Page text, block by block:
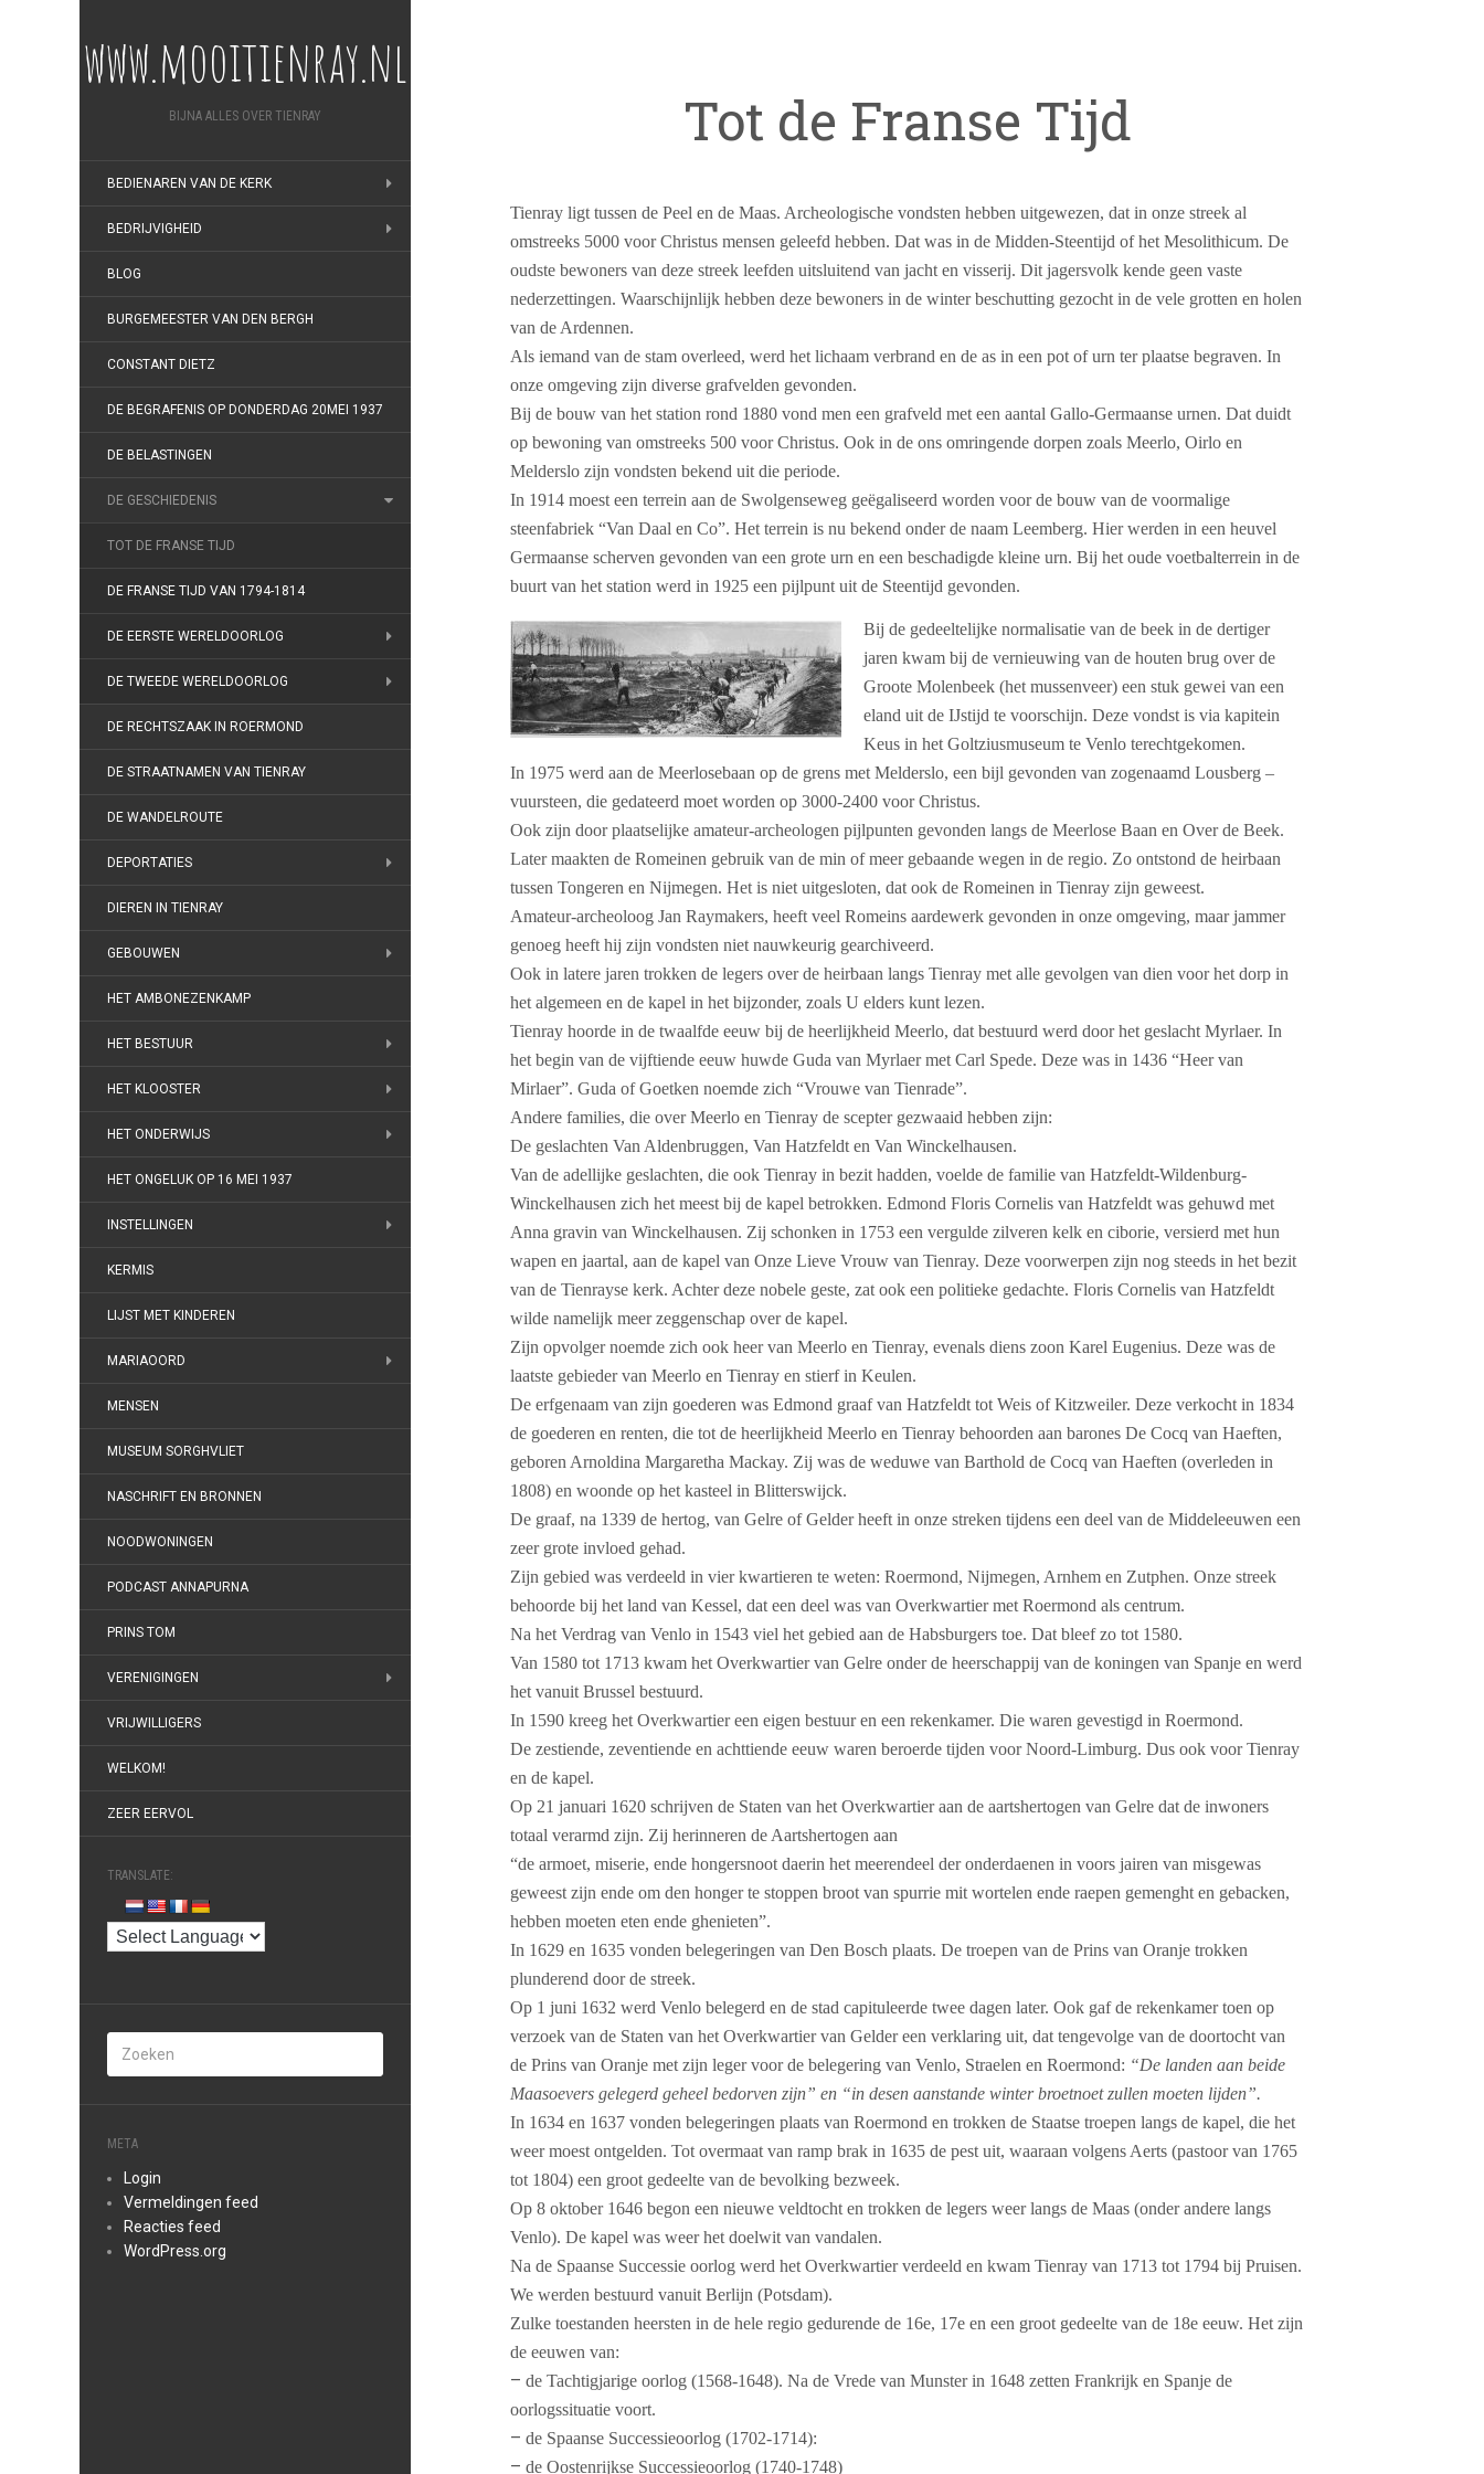
www.mooitienray.nl
BIJNA ALLES OVER TIENRAY
BEDIENAREN VAN DE KERK
BEDRIJVIGHEID
BLOG
BURGEMEESTER VAN DEN BERGH
CONSTANT DIETZ
DE BEGRAFENIS OP DONDERDAG 20MEI 1937
DE BELASTINGEN
DE GESCHIEDENIS
TOT DE FRANSE TIJD
DE FRANSE TIJD VAN 1794-1814
DE EERSTE WERELDOORLOG
DE TWEEDE WERELDOORLOG
DE RECHTSZAAK IN ROERMOND
DE STRAATNAMEN VAN TIENRAY
DE WANDELROUTE
DEPORTATIES
DIEREN IN TIENRAY
GEBOUWEN
HET AMBONEZENKAMP
HET BESTUUR
HET KLOOSTER
HET ONDERWIJS
HET ONGELUK OP 16 MEI 1937
INSTELLINGEN
KERMIS
LIJST MET KINDEREN
MARIAOORD
MENSEN
MUSEUM SORGHVLIET
NASCHRIFT EN BRONNEN
NOODWONINGEN
PODCAST ANNAPURNA
PRINS TOM
VERENIGINGEN
VRIJWILLIGERS
WELKOM!
ZEER EERVOL
TRANSLATE:
META
Login
Vermeldingen feed
Reacties feed
WordPress.org
Tot de Franse Tijd
Tienray ligt tussen de Peel en de Maas. Archeologische vondsten hebben uitgewezen, dat in onze streek al
omstreeks 5000 voor Christus mensen geleefd hebben. Dat was in de Midden-Steentijd of het Mesolithicum. De
oudste bewoners van deze streek leefden uitsluitend van jacht en visserij. Dit jagersvolk kende geen vaste
nederzettingen. Waarschijnlijk hebben deze bewoners in de winter beschutting gezocht in de vele grotten en holen
van de Ardennen.
Als iemand van de stam overleed, werd het lichaam verbrand en de as in een pot of urn ter plaatse begraven. In
onze omgeving zijn diverse grafvelden gevonden.
Bij de bouw van het station rond 1880 vond men een grafveld met een aantal Gallo-Germaanse urnen. Dat duidt
op bewoning van omstreeks 500 voor Christus. Ook in de ons omringende dorpen zoals Meerlo, Oirlo en
Melderslo zijn vondsten bekend uit die periode.
In 1914 moest een terrein aan de Swolgenseweg geëgaliseerd worden voor de bouw van de voormalige
steenfabriek “Van Daal en Co”. Het terrein is nu bekend onder de naam Leemberg. Hier werden in een heuvel
Germaanse scherven gevonden van een grote urn en een beschadigde kleine urn. Bij het oude voetbalterrein in de
buurt van het station werd in 1925 een pijlpunt uit de Steentijd gevonden.
Bij de gedeeltelijke normalisatie van de beek in de dertiger
jaren kwam bij de vernieuwing van de houten brug over de
Groote Molenbeek (het mussenveer) een stuk gewei van een
eland uit de IJstijd te voorschijn. Deze vondst is via kapitein
Keus in het Goltziusmuseum te Venlo terechtgekomen.
In 1975 werd aan de Meerlosebaan op de grens met Melderslo, een bijl gevonden van zogenaamd Lousberg –
vuursteen, die gedateerd moet worden op 3000-2400 voor Christus.
Ook zijn door plaatselijke amateur-archeologen pijlpunten gevonden langs de Meerlose Baan en Over de Beek.
Later maakten de Romeinen gebruik van de min of meer gebaande wegen in de regio. Zo ontstond de heirbaan
tussen Tongeren en Nijmegen. Het is niet uitgesloten, dat ook de Romeinen in Tienray zijn geweest.
Amateur-archeoloog Jan Raymakers, heeft veel Romeins aardewerk gevonden in onze omgeving, maar jammer
genoeg heeft hij zijn vondsten niet nauwkeurig gearchiveerd.
Ook in latere jaren trokken de legers over de heirbaan langs Tienray met alle gevolgen van dien voor het dorp in
het algemeen en de kapel in het bijzonder, zoals U elders kunt lezen.
Tienray hoorde in de twaalfde eeuw bij de heerlijkheid Meerlo, dat bestuurd werd door het geslacht Myrlaer. In
het begin van de vijftiende eeuw huwde Guda van Myrlaer met Carl Spede. Deze was in 1436 “Heer van
Mirlaer”. Guda of Goetken noemde zich “Vrouwe van Tienrade”.
Andere families, die over Meerlo en Tienray de scepter gezwaaid hebben zijn:
De geslachten Van Aldenbruggen, Van Hatzfeldt en Van Winckelhausen.
Van de adellijke geslachten, die ook Tienray in bezit hadden, voelde de familie van Hatzfeldt-Wildenburg-
Winckelhausen zich het meest bij de kapel betrokken. Edmond Floris Cornelis van Hatzfeldt was gehuwd met
Anna gravin van Winckelhausen. Zij schonken in 1753 een vergulde zilveren kelk en ciborie, versierd met hun
wapen en jaartal, aan de kapel van Onze Lieve Vrouw van Tienray. Deze voorwerpen zijn nog steeds in het bezit
van de Tienrayse kerk. Achter deze nobele geste, zat ook een politieke gedachte. Floris Cornelis van Hatzfeldt
wilde namelijk meer zeggenschap over de kapel.
Zijn opvolger noemde zich ook heer van Meerlo en Tienray, evenals diens zoon Karel Eugenius. Deze was de
laatste gebieder van Meerlo en Tienray en stierf in Keulen.
De erfgenaam van zijn goederen was Edmond graaf van Hatzfeldt tot Weis of Kitzweiler. Deze verkocht in 1834
de goederen en renten, die tot de heerlijkheid Meerlo en Tienray behoorden aan barones De Cocq van Haeften,
geboren Arnoldina Margaretha Mackay. Zij was de weduwe van Barthold de Cocq van Haeften (overleden in
1808) en woonde op het kasteel in Blitterswijck.
De graaf, na 1339 de hertog, van Gelre of Gelder heeft in onze streken tijdens een deel van de Middeleeuwen een
zeer grote invloed gehad.
Zijn gebied was verdeeld in vier kwartieren te weten: Roermond, Nijmegen, Arnhem en Zutphen. Onze streek
behoorde bij het land van Kessel, dat een deel was van Overkwartier met Roermond als centrum.
Na het Verdrag van Venlo in 1543 viel het gebied aan de Habsburgers toe. Dat bleef zo tot 1580.
Van 1580 tot 1713 kwam het Overkwartier van Gelre onder de heerschappij van de koningen van Spanje en werd
het vanuit Brussel bestuurd.
In 1590 kreeg het Overkwartier een eigen bestuur en een rekenkamer. Die waren gevestigd in Roermond.
De zestiende, zeventiende en achttiende eeuw waren beroerde tijden voor Noord-Limburg. Dus ook voor Tienray
en de kapel.
Op 21 januari 1620 schrijven de Staten van het Overkwartier aan de aartshertogen van Gelre dat de inwoners
totaal verarmd zijn. Zij herinneren de Aartshertogen aan
“de armoet, miserie, ende hongersnoot daerin het meerendeel der onderdaenen in voors jairen van misgewas
geweest zijn ende om den honger te stoppen broot van spurrie mit wortelen ende raepen gemenght en gebacken,
hebben moeten eten ende ghenieten”.
In 1629 en 1635 vonden belegeringen van Den Bosch plaats. De troepen van de Prins van Oranje trokken
plunderend door de streek.
Op 1 juni 1632 werd Venlo belegerd en de stad capituleerde twee dagen later. Ook gaf de rekenkamer toen op
verzoek van de Staten van het Overkwartier van Gelder een verklaring uit, dat tengevolge van de doortocht van
de Prins van Oranje met zijn leger voor de belegering van Venlo, Straelen en Roermond: “De landen aan beide
Maasoevers gelegerd geheel bedorven zijn” en “in desen aanstande winter broetnoet zullen moeten lijden”.
In 1634 en 1637 vonden belegeringen plaats van Roermond en trokken de Staatse troepen langs de kapel, die het
weer moest ontgelden. Tot overmaat van ramp brak in 1635 de pest uit, waaraan volgens Aerts (pastoor van 1765
tot 1804) een groot gedeelte van de bevolking bezweek.
Op 8 oktober 1646 begon een nieuwe veldtocht en trokken de legers weer langs de Maas (onder andere langs
Venlo). De kapel was weer het doelwit van vandalen.
Na de Spaanse Successie oorlog werd het Overkwartier verdeeld en kwam Tienray van 1713 tot 1794 bij Pruisen.
We werden bestuurd vanuit Berlijn (Potsdam).
Zulke toestanden heersten in de hele regio gedurende de 16e, 17e en een groot gedeelte van de 18e eeuw. Het zijn
de eeuwen van:
– de Tachtigjarige oorlog (1568-1648). Na de Vrede van Munster in 1648 zetten Frankrijk en Spanje de
oorlogssituatie voort.
– de Spaanse Successieoorlog (1702-1714):
– de Oostenrijkse Successieoorlog (1740-1748)